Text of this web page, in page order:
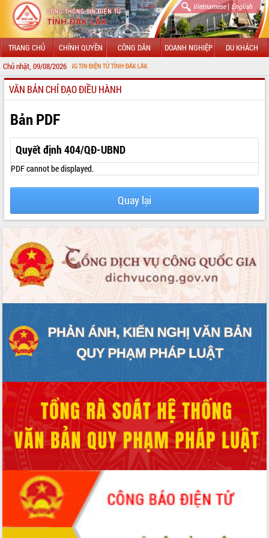
Vietnamese| English
TRANG CHỦ CHÍNH QUYỀN CÔNG DÂN DOANH NGHIỆP DU KHÁCH
Chủ nhật, 09/08/2026
VỚI CỔNG THÔNG TIN ĐIỆN TỬ TỈNH ĐẮK LẮK
GIỚI THIỆU
LÃNH ĐẠO UBND TỈNH
TIN TỨC SỰ KIỆN
SỞ, BAN, NGÀNH
UBND CÁC XÃ, PHƯỜNG
THÔNG TIN CHỈ ĐẠO ĐIỀU HÀNH
VĂN BẢN HĐND TỈNH
ĐIỂM TIN VĂN BẢN
VĂN BẢN CHỈ ĐẠO ĐIỀU HÀNH
Bản PDF
Quyết định 404/QĐ-UBND
PDF cannot be displayed.
Quay lại